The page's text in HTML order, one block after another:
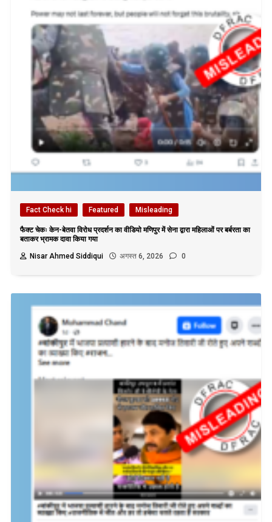
Fact Check hi Featured Misleading
फैक्ट चेकः केन-बेतवा विरोध प्रदर्शन का वीडियो मणिपुर में सेना द्वारा महिलाओं पर बर्बरता का
बताकर भ्रामक दावा किया गया
Nisar Ahmed Siddiqui
अगस्त 6, 2026 0